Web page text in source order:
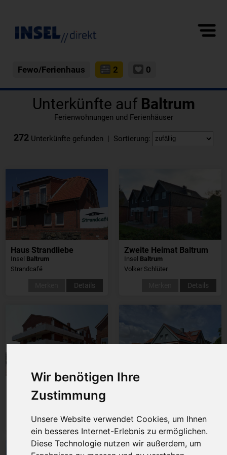
Wir benötigen Ihre
Zustimmung
Unsere Website verwendet Cookies, um Ihnen
ein besseres Internet-Erlebnis zu ermöglichen.
Diese Technologie nutzen wir außerdem, um
Fewo/Ferienhaus 2 0
Unterkünfte auf Baltrum
Ferienwohnungen und Ferienhäuser
272 Unterkünfte gefunden | Sortierung:
Haus Strandliebe
Insel Baltrum
Strandcafé
Details
Zweite Heimat Baltrum
Insel Baltrum
Volker Schlüter
Details
Haus an der Inselglocke, Whg19
Baltrum
Merken Details Merken Details